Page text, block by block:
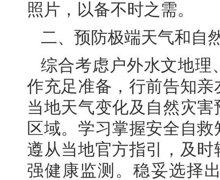
照片，以备不时之需。
二、预防极端天气和自
综合考虑户外水文地理
作充足准备，行前告知
当地天气变化及自然灾
区域。学习掌握安全自
遵从当地官方指引，及
强健康监测。稳妥选择